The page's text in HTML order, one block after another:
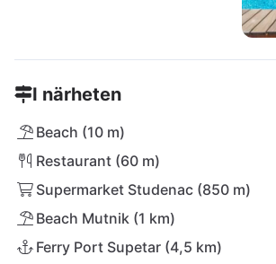
I närheten
Beach (10 m)
Restaurant (60 m)
Supermarket Studenac (850 m)
Beach Mutnik (1 km)
Ferry Port Supetar (4,5 km)